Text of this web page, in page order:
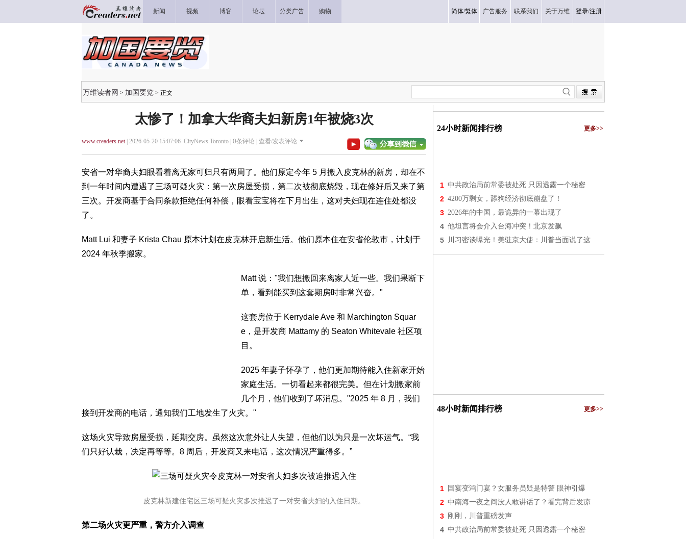
新闻 视频 博客 论坛 分类广告 购物 简体/繁体 广告服务 联系我们 关于万维 登录/注册
万维读者网 > 加国要览 > 正文
太惨了！加拿大华裔夫妇新房1年被烧3次
www.creaders.net| 2026-05-20 15:07:06 CityNews Toronto | 0条评论 | 查看/发表评论
安省一对华裔夫妇眼看着离无家可归只有两周了。他们原定今年 5 月搬入皮克林的新房，却在不
到一年时间内遭遇了三场可疑火灾：第一次房屋受损，第二次被彻底烧毁，现在修好后又来了第
三次。开发商基于合同条款拒绝任何补偿，眼看宝宝将在下月出生，这对夫妇现在连住处都没
了。
Matt Lui 和妻子 Krista Chau 原本计划在皮克林开启新生活。他们原本住在安省伦敦市，计划于
2024 年秋季搬家。
Matt 说："我们想搬回来离家人近一些。我们果断下
单，看到能买到这套期房时非常兴奋。"
这套房位于 Kerrydale Ave 和 Marchington Squar
e，是开发商 Mattamy 的 Seaton Whitevale 社区项
目。
2025 年妻子怀孕了，他们更加期待能入住新家开始
家庭生活。一切看起来都很完美。但在计划搬家前
几个月，他们收到了坏消息。"2025 年 8 月，我们
接到开发商的电话，通知我们工地发生了火灾。"
这场火灾导致房屋受损，延期交房。虽然这次意外让人失望，但他们以为只是一次坏运气。“我
们只好认栽，决定再等等。8 周后，开发商又来电话，这次情况严重得多。”
皮克林新建住宅区三场可疑火灾多次推迟了一对安省夫妇的入住日期。
第二场火灾更严重，警方介入调查
24小时新闻排行榜 更多>>
1 中共政治局前常委被处死 只因透露一个秘密
2 4200万剩女，舔狗经济彻底崩盘了！
3 2026年的中国，最诡异的一幕出现了
4 他坦言将会介入台海冲突！北京发飙
5 川习密谈曝光！美驻京大使：川普当面说了这
48小时新闻排行榜 更多>>
1 国宴变鸿门宴？女服务员疑是特警 眼神引爆
2 中南海一夜之间没人敢讲话了？看完背后发凉
3 刚刚，川普重磅发声
4 中共政治局前常委被处死 只因透露一个秘密